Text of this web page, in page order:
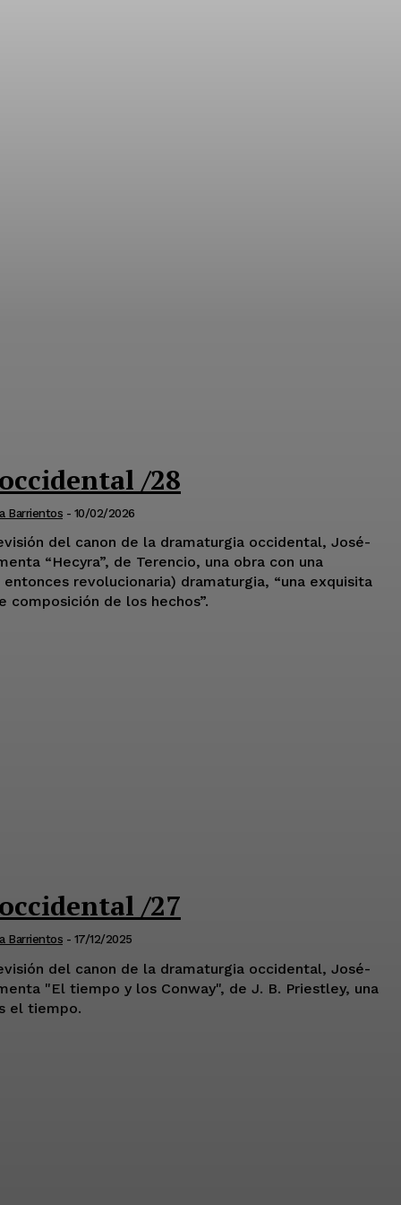
/28
Barrientos - 10/02/2026
del canon de la dramaturgia occidental, José-
“Hecyra”, de Terencio, una obra con una
revolucionaria) dramaturgia, “una exquisita
composición de los hechos”.
/27
Barrientos - 17/12/2025
del canon de la dramaturgia occidental, José-
"El tiempo y los Conway", de J. B. Priestley, una
el tiempo.